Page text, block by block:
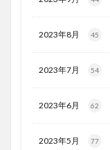
2023年8月 45
2023年7月 54
2023年6月 62
2023年5月 77